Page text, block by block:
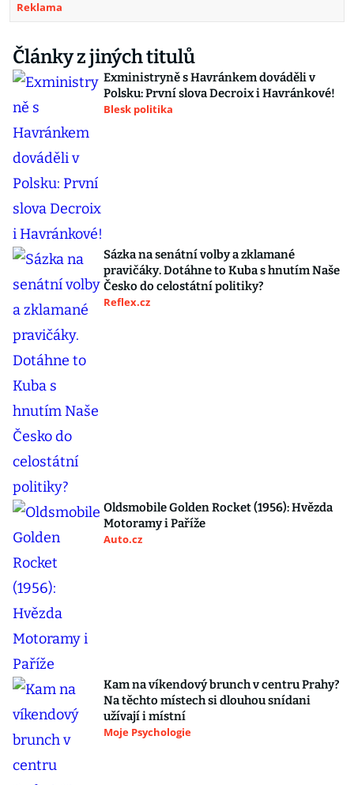
Reklama
Články z jiných titulů
Exministryně s Havránkem dováděli v
Polsku: První slova Decroix i Havránkové!
Blesk politika
Sázka na senátní volby a zklamané
pravičáky. Dotáhne to Kuba s hnutím Naše
Česko do celostátní politiky?
Reflex.cz
Oldsmobile Golden Rocket (1956): Hvězda
Motoramy i Paříže
Auto.cz
Kam na víkendový brunch v centru Prahy?
Na těchto místech si dlouhou snídani
užívají i místní
Moje Psychologie